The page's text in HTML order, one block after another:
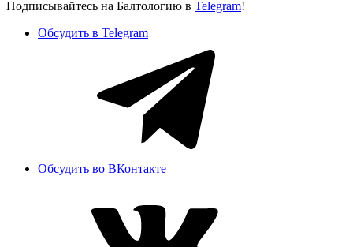
Подписывайтесь на Балтологию в Telegram!
Обсудить в Telegram
Обсудить во ВКонтакте